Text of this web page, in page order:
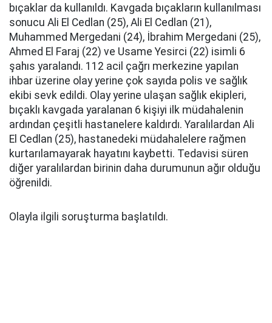
bıçaklar da kullanıldı. Kavgada bıçakların kullanılması
sonucu Ali El Cedlan (25), Ali El Cedlan (21),
Muhammed Mergedani (24), İbrahim Mergedani (25),
Ahmed El Faraj (22) ve Usame Yesirci (22) isimli 6
şahıs yaralandı. 112 acil çağrı merkezine yapılan
ihbar üzerine olay yerine çok sayıda polis ve sağlık
ekibi sevk edildi. Olay yerine ulaşan sağlık ekipleri,
bıçaklı kavgada yaralanan 6 kişiyi ilk müdahalenin
ardından çeşitli hastanelere kaldırdı. Yaralılardan Ali
El Cedlan (25), hastanedeki müdahalelere rağmen
kurtarılamayarak hayatını kaybetti. Tedavisi süren
diğer yaralılardan birinin daha durumunun ağır olduğu
öğrenildi.
Olayla ilgili soruşturma başlatıldı.